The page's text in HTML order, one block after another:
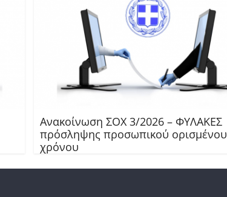
Ανακοίνωση ΣΟΧ 3/2026 – ΦΥΛΑΚΕΣ
πρόσληψης προσωπικού ορισμένου
χρόνου